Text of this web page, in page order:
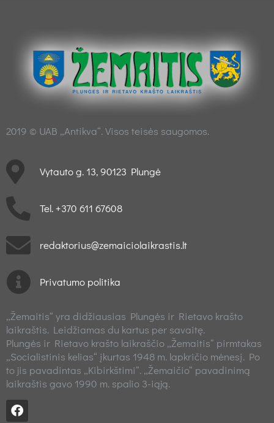
2019 © UAB „Antikva“. Visos teisės saugomos.
Vytauto g. 13, 90123 Plungė
Tel. +370 611 67608
redaktorius@zemaiciolaikrastis.lt
Privatumo politika
„Žemaitis“ yra didžiausias Plungės ir Rietavo krašto
laikraštis. Leidžiamas du kartus per savaitę.
Plungės ir Rietavo krašto laikraščio „Žemaitis“ pirmtakas
„Socialistinis kelias“ įkurtas 1948 m. lapkričio mėnesį. Po
to jis pavadintas „Kibirkštimi“. „Žemaičio“ pavadinimą
laikraštis gavo 1990 m. spalio 3-iąją.